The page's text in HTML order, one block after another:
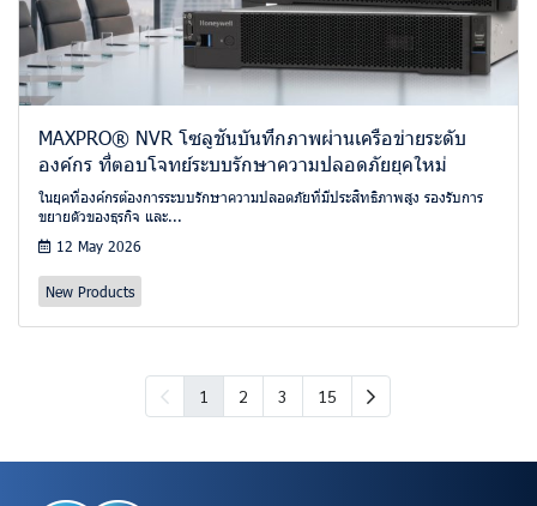
MAXPRO® NVR โซลูชันบันทึกภาพผ่านเครือข่ายระดับ
องค์กร ที่ตอบโจทย์ระบบรักษาความปลอดภัยยุคใหม่
ในยุคที่องค์กรต้องการระบบรักษาความปลอดภัยที่มีประสิทธิภาพสูง รองรับการ
ขยายตัวของธุรกิจ และ...
12 May 2026
New Products
1 2 3 15